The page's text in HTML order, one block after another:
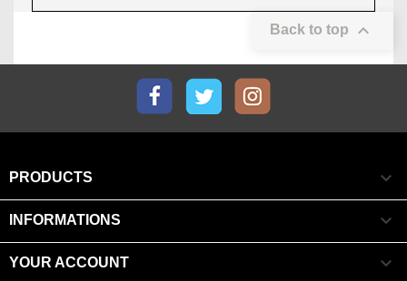
Back to top 
FacebookTwitter
PRODUCTS 
INFORMATIONS 
YOUR ACCOUNT 